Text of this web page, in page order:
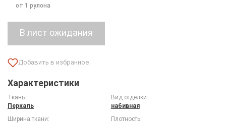
от 1 рулона
Характеристики
Ткань:
Перкаль
Вид отделки:
набивная
Ширина ткани:
Плотность: